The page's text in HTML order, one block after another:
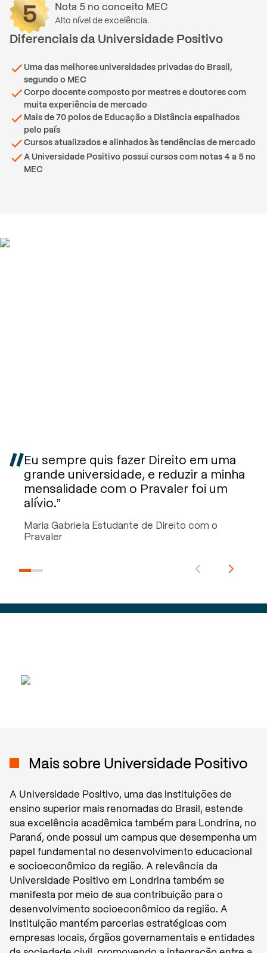
Nota 5 no conceito MEC
Alto nível de excelência.
Diferenciaisda Universidade Positivo
Uma das melhores universidades privadas do Brasil,
segundo o MEC
Corpo docente composto por mestres e doutores com
muita experiência de mercado
Mais de 70 polos de Educação a Distância espalhados
pelo país
Cursos atualizados e alinhados às tendências de mercado
A Universidade Positivo possui cursos com notas 4 a 5 no
MEC
Depoimentos de alunos
Eu sempre quis fazer Direito em uma
grande universidade, e reduzir a minha
mensalidade com o Pravaler foi um
alívio.”
Maria Gabriela Estudante de Direito com o
Pravaler
Mais sobre Universidade Positivo
A Universidade Positivo, uma das instituições de
ensino superior mais renomadas do Brasil, estende
sua excelência acadêmica também para Londrina, no
Paraná, onde possui um campus que desempenha um
papel fundamental no desenvolvimento educacional
e socioeconômico da região. A relevância da
Universidade Positivo em Londrina também se
manifesta por meio de sua contribuição para o
desenvolvimento socioeconômico da região. A
instituição mantém parcerias estratégicas com
empresas locais, órgãos governamentais e entidades